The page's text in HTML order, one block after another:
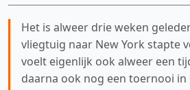
Het is alweer drie weken
vliegtuig naar New York stapte
voelt eigenlijk ook alweer een
daarna ook nog een toernooi in